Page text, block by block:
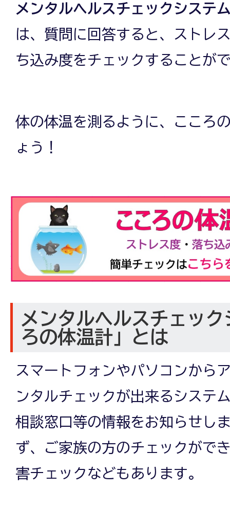
メンタルヘルスチェックシステ
は、質問に回答すると、ストレ
ち込み度をチェックすることが
体の体温を測るように、こころ
ょう！
メンタルヘルスチェッ
ろの体温計」とは
スマートフォンやパソコンから
ンタルチェックが出来るシステ
相談窓口等の情報をお知らせし
ず、ご家族の方のチェックがで
害チェックなどもあります。